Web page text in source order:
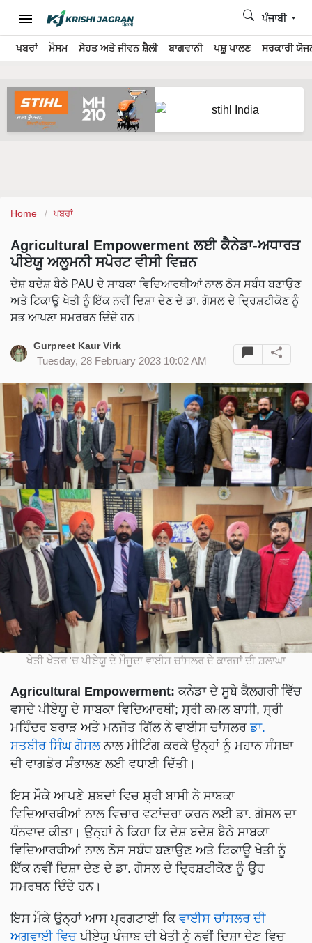
ਖਬਰਾਂ ਮੌਸਮ ਸੇਹਤ ਅਤੇ ਜੀਵਨ ਸ਼ੈਲੀ ਬਾਗਵਾਨੀ ਪਸ਼ੂ ਪਾਲਣ ਸਰਕਾਰੀ
ਪੰਜਾਬੀ
Home ਖਬਰਾਂ
Agricultural Empowerment ਲਈ ਕੈਨੇਡਾ-ਅਧਾਰਤ
ਪੀਏਯੂ ਅਲੂਮਨੀ ਸਪੋਰਟ ਵੀਸੀ ਵਿਜ਼ਨ
ਦੇਸ਼ ਬਦੇਸ਼ ਬੈਠੇ PAU ਦੇ ਸਾਬਕਾ ਵਿਦਿਆਰਥੀਆਂ ਨਾਲ ਠੋਸ ਸਬੰਧ ਬਣਾਉਣ
ਅਤੇ ਟਿਕਾਊ ਖੇਤੀ ਨੂੰ ਇੱਕ ਨਵੀਂ ਦਿਸ਼ਾ ਦੇਣ ਦੇ ਡਾ. ਗੋਸਲ ਦੇ ਦ੍ਰਿਸ਼ਟੀਕੋਣ ਨੂੰ
ਸਭ ਆਪਣਾ ਸਮਰਥਨ ਦਿੰਦੇ ਹਨ।
Gurpreet Kaur Virk
Tuesday, 28 February 2023 10:02 AM
ਖੇਤੀ ਖੇਤਰ 'ਚ ਪੀਏਯੂ ਦੇ ਮੌਜੂਦਾ ਵਾਈਸ ਚਾਂਸਲਰ ਦੇ ਕਾਰਜਾਂ ਦੀ ਸ਼ਲਾਘਾ
Agricultural Empowerment: ਕਨੇਡਾ ਦੇ ਸੂਬੇ ਕੈਲਗਰੀ ਵਿੱਚ
ਵਸਦੇ ਪੀਏਯੂ ਦੇ ਸਾਬਕਾ ਵਿਦਿਆਰਥੀ; ਸ੍ਰੀ ਕਮਲ ਬਾਸੀ, ਸ੍ਰੀ
ਮਹਿੰਦਰ ਬਰਾੜ ਅਤੇ ਮਨਜੋਤ ਗਿੱਲ ਨੇ ਵਾਈਸ ਚਾਂਸਲਰ ਡਾ.
ਸਤਬੀਰ ਸਿੰਘ ਗੋਸਲਨਾਲ ਮੀਟਿੰਗ ਕਰਕੇ ਉਨ੍ਹਾਂ ਨੂੰ ਮਹਾਨ ਸੰਸਥਾ
ਦੀ ਵਾਗਡੋਰ ਸੰਭਾਲਣ ਲਈ ਵਧਾਈ ਦਿੱਤੀ।
ਇਸ ਮੌਕੇ ਆਪਣੇ ਸ਼ਬਦਾਂ ਵਿਚ ਸ਼੍ਰੀ ਬਾਸੀ ਨੇ ਸਾਬਕਾ
ਵਿਦਿਆਰਥੀਆਂ ਨਾਲ ਵਿਚਾਰ ਵਟਾਂਦਰਾ ਕਰਨ ਲਈ ਡਾ. ਗੋਸਲ ਦਾ
ਧੰਨਵਾਦ ਕੀਤਾ। ਉਨ੍ਹਾਂ ਨੇ ਕਿਹਾ ਕਿ ਦੇਸ਼ ਬਦੇਸ਼ ਬੈਠੇ ਸਾਬਕਾ
ਵਿਦਿਆਰਥੀਆਂ ਨਾਲ ਠੋਸ ਸਬੰਧ ਬਣਾਉਣ ਅਤੇ ਟਿਕਾਊ ਖੇਤੀ ਨੂੰ
ਇੱਕ ਨਵੀਂ ਦਿਸ਼ਾ ਦੇਣ ਦੇ ਡਾ. ਗੋਸਲ ਦੇ ਦ੍ਰਿਸ਼ਟੀਕੋਣ ਨੂੰ ਉਹ
ਸਮਰਥਨ ਦਿੰਦੇ ਹਨ।
ਇਸ ਮੌਕੇ ਉਨ੍ਹਾਂ ਆਸ ਪ੍ਰਗਟਾਈ ਕਿਵਾਈਸ ਚਾਂਸਲਰ ਦੀ
ਅਗਵਾਈ ਵਿਚਪੀਏਯੂ ਪੰਜਾਬ ਦੀ ਖੇਤੀ ਨੂੰ ਨਵੀਂ ਦਿਸ਼ਾ ਦੇਣ ਵਿਚ